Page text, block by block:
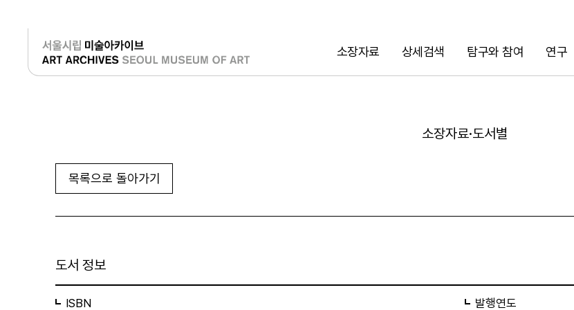
소장자료 상세검색 탐구와 참여 연구
검색
로그인
소장자료·도서별
목록으로 돌아가기
도서 정보
ISBN 발행연도